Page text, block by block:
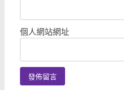
個人網站網址